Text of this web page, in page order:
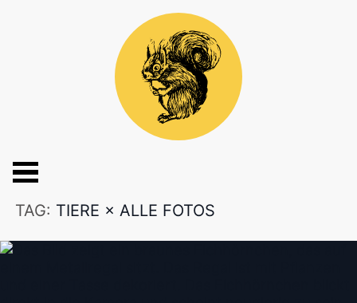
TAG: TIERE × ALLE FOTOS